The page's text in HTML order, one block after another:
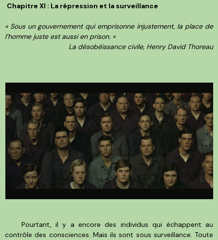
Chapitre XI : La répression et la surveillance
« Sous un gouvernement qui emprisonne injustement, la place de
l’homme juste est aussi en prison. »
La désobéissance civile, Henry David Thoreau
Pourtant, il y a encore des individus qui échappent au
contrôle des consciences. Mais ils sont sous surveillance. Toute